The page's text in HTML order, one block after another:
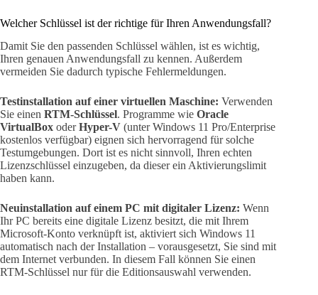
Welcher Schlüssel ist der richtige für Ihren Anwendungsfall?
Damit Sie den passenden Schlüssel wählen, ist es wichtig,
Ihren genauen Anwendungsfall zu kennen. Außerdem
vermeiden Sie dadurch typische Fehlermeldungen.
Testinstallation auf einer virtuellen Maschine: Verwenden
Sie einen RTM-Schlüssel. Programme wie Oracle
VirtualBox oderHyper-V (unter Windows 11 Pro/Enterprise
kostenlos verfügbar) eignen sich hervorragend für solche
Testumgebungen. Dort ist es nicht sinnvoll, Ihren echten
Lizenzschlüssel einzugeben, da dieser ein Aktivierungslimit
haben kann.
Neuinstallation auf einem PC mit digitaler Lizenz: Wenn
Ihr PC bereits eine digitale Lizenz besitzt, die mit Ihrem
Microsoft-Konto verknüpft ist, aktiviert sich Windows 11
automatisch nach der Installation – vorausgesetzt, Sie sind mit
dem Internet verbunden. In diesem Fall können Sie einen
RTM-Schlüssel nur für die Editionsauswahl verwenden.